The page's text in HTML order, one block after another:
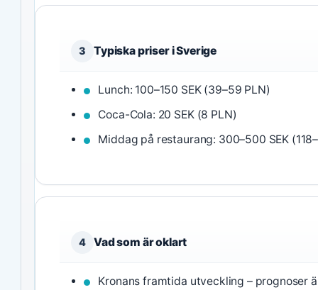
3 Typiska priser i Sverige
Lunch: 100–150 SEK (39–59 PLN)
Coca-Cola: 20 SEK (8 PLN)
Middag på restaurang: 300–500 SEK
4 Vad som är oklart
Kronans framtida utveckling – prognoser